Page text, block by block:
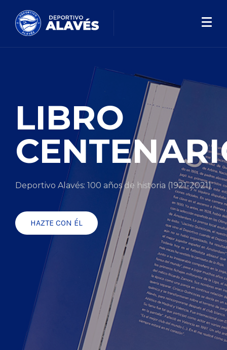
LIBRO
Deportivo Alavés: 100 años de historia (1921-2021)
HAZTE CON ÉL